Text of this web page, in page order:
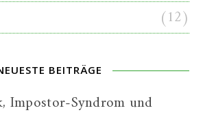
(12)
BEITRÄGE
Impostor-Syndrom und